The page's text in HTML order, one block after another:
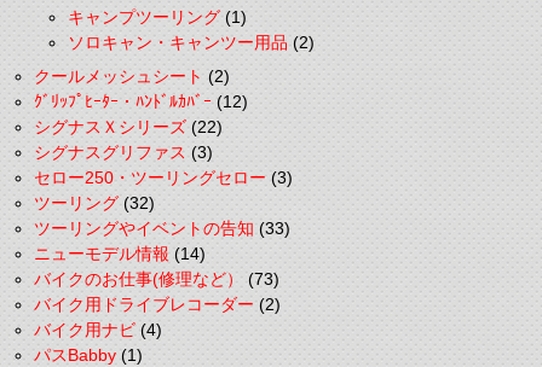
キャンプツーリング(1)
ソロキャン・キャンツー用品(2)
クールメッシュシート(2)
ｸﾞﾘｯﾌﾟﾋｰﾀｰ・ﾊﾝﾄﾞﾙｶﾊﾞｰ(12)
シグナスＸシリーズ(22)
シグナスグリファス(3)
セロー250・ツーリングセロー(3)
ツーリング(32)
ツーリングやイベントの告知(33)
ニューモデル情報(14)
バイクのお仕事(修理など）(73)
バイク用ドライブレコーダー(2)
バイク用ナビ(4)
パスBabby(1)